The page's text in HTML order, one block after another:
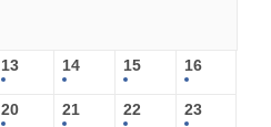
13 14 15 16
20 21 22 23